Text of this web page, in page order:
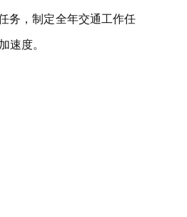
务，制定全年交通工作任
速度。